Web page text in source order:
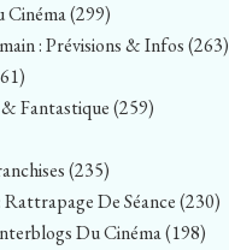
Cinéma(299)
: Prévisions & Infos(263)
Fantastique(259)
(235)
Rattrapage De Séance(230)
Du Cinéma(198)